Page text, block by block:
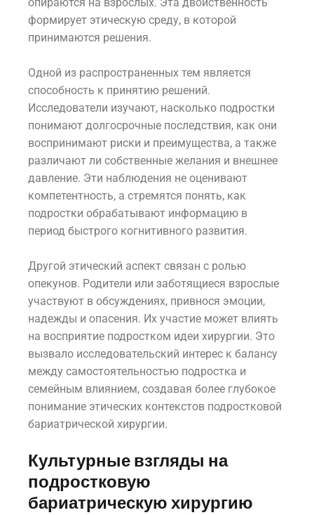
формирует этическую среду, в которой
принимаются решения.
Одной из распространенных тем является
способность к принятию решений.
Исследователи изучают, насколько подростки
понимают долгосрочные последствия, как они
воспринимают риски и преимущества, а также
различают ли собственные желания и внешнее
давление. Эти наблюдения не оценивают
компетентность, а стремятся понять, как
подростки обрабатывают информацию в
период быстрого когнитивного развития.
Другой этический аспект связан с ролью
опекунов. Родители или заботящиеся взрослые
участвуют в обсуждениях, привнося эмоции,
надежды и опасения. Их участие может влиять
на восприятие подростком идеи хирургии. Это
вызвало исследовательский интерес к балансу
между самостоятельностью подростка и
семейным влиянием, создавая более глубокое
понимание этических контекстов подростковой
бариатрической хирургии.
Культурные взгляды на
подростковую
бариатрическую хирургию